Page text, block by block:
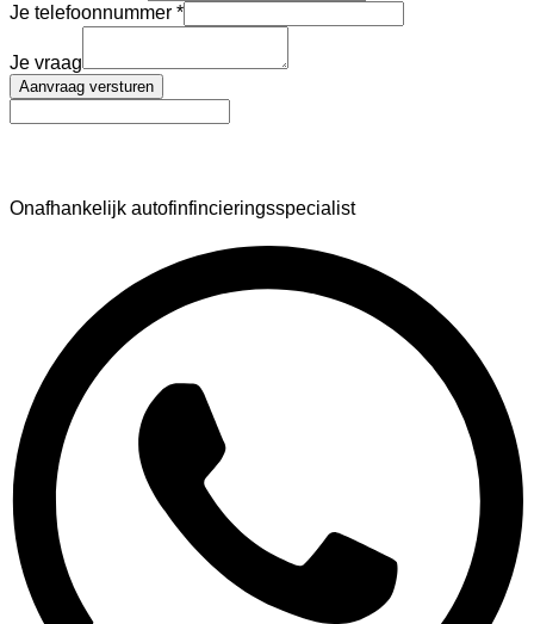
Je telefoonnummer
Je vraag
Aanvraag versturen
Onafhankelijk autofinfincieringsspecialist